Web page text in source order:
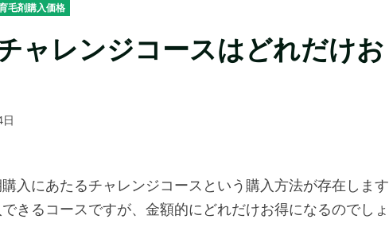
毛剤購入価格
ャレンジコースはどれだけお
入にあたるチャレンジコースという購入方法が存在します
きるコースですが、金額的にどれだけお得になるのでし